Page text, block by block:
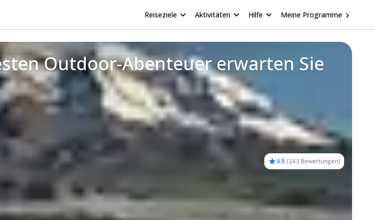
Reiseziele Aktivitäten Hilfe Meine Programme
Outdoor-Abenteuer erwarten Sie
4.8 (243 Bewertungen)